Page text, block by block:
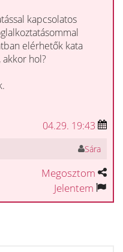
kapcsolatos
elérhetők kata
hol?
04.29. 19:43
Sára
Megosztom
Jelentem